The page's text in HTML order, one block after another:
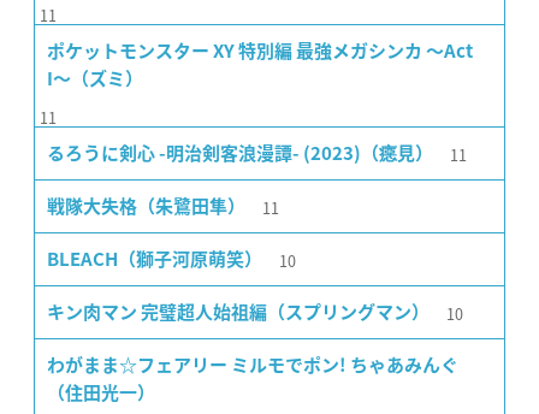
11
ポケットモンスター XY 特別編 最強メガシンカ 〜Act
I〜（ズミ）
11
るろうに剣心 -明治剣客浪漫譚- (2023)（癋見） 11
戦隊大失格（朱鷺田隼） 11
BLEACH（獅子河原萌笑） 10
キン肉マン 完璧超人始祖編（スプリングマン） 10
わがまま☆フェアリー ミルモでポン! ちゃあみんぐ
（住田光一）